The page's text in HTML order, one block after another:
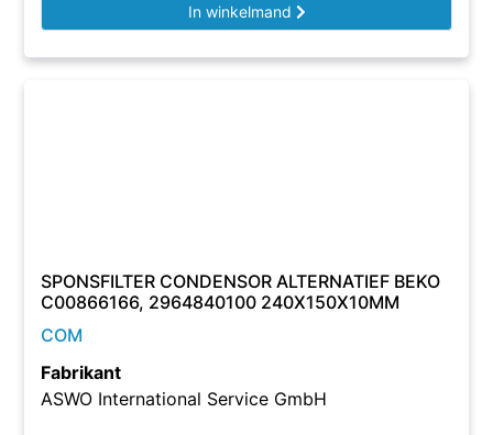
In winkelmand
SPONSFILTER CONDENSOR ALTERNATIEF BEKO
C00866166, 2964840100 240X150X10MM
COM
Fabrikant
ASWO International Service GmbH